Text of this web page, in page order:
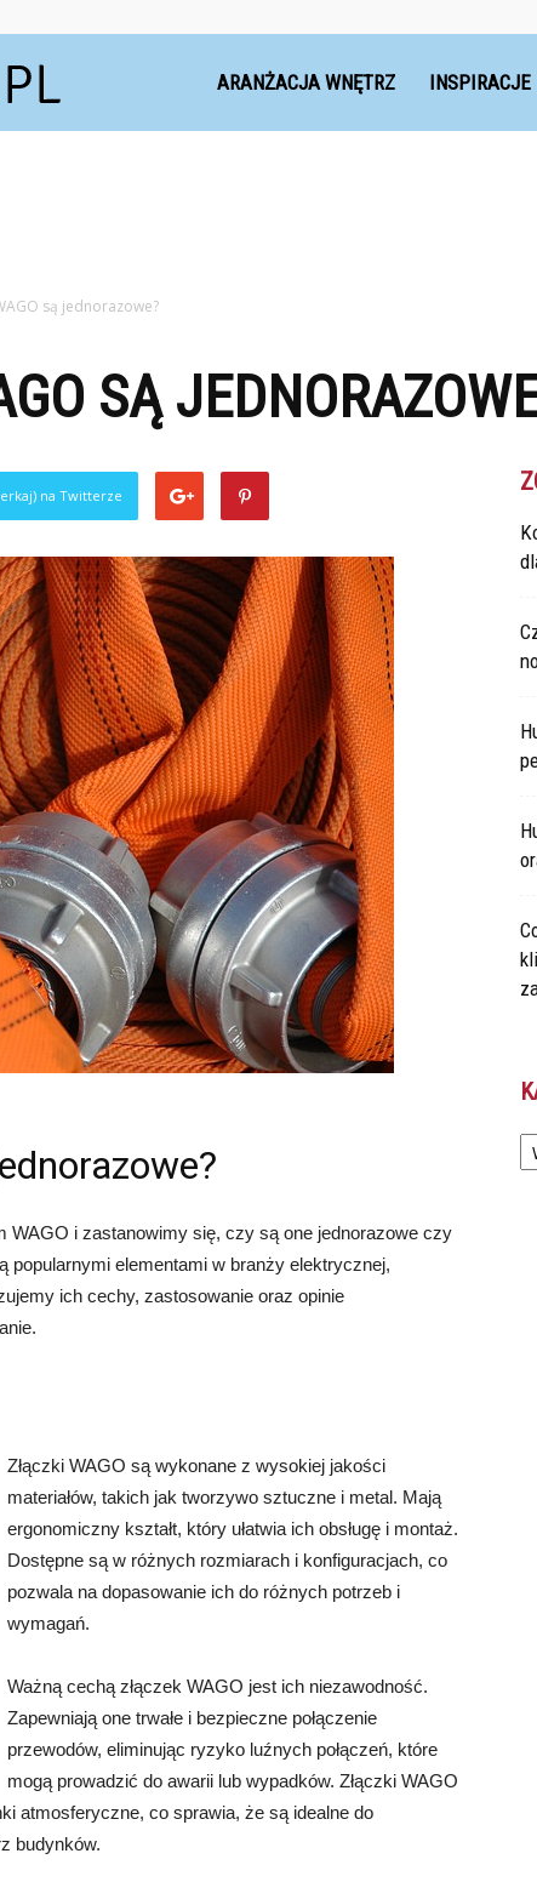
ARANŻACJA WNĘTRZ INSPIRACJE
są jednorazowe?
SĄ
na Twitterze
i zastanowimy się, czy są one jednorazowe czy
popularnymi elementami w branży elektrycznej,
ich cechy, zastosowanie oraz opinie
Złączki WAGO są wykonane z wysokiej jakości
materiałów, takich jak tworzywo sztuczne i metal. Mają
ergonomiczny kształt, który ułatwia ich obsługę i montaż.
Dostępne są w różnych rozmiarach i konfiguracjach, co
pozwala na dopasowanie ich do różnych potrzeb i
wymagań.
Ważną cechą złączek WAGO jest ich niezawodność.
Zapewniają one trwałe i bezpieczne połączenie
przewodów, eliminując ryzyko luźnych połączeń, które
mogą prowadzić do awarii lub wypadków. Złączki WAGO
atmosferyczne, co sprawia, że są idealne do
budynków.